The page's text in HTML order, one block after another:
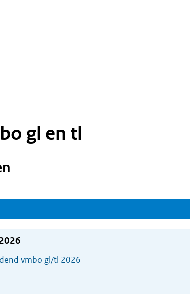
gl en tl
vmbo gl/tl 2026